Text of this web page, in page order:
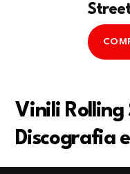
Vinili Rolling
Discografia